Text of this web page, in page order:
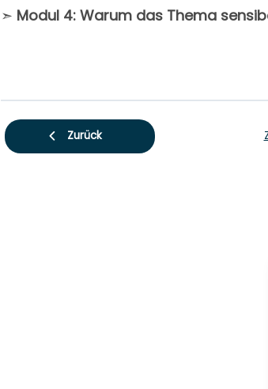
➣ Modul 4: Warum das Thema
Zurück